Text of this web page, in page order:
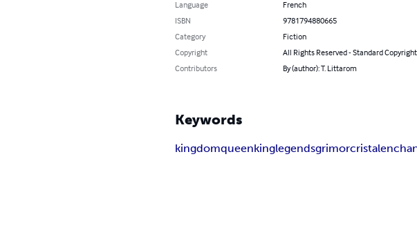
Language
French
ISBN
9781794880665
Category
Fiction
Copyright
All Rights Reserved - Standard
Contributors
By (author): T. Littarom
Keywords
kingdomqueenkinglegendsgrimorcristal